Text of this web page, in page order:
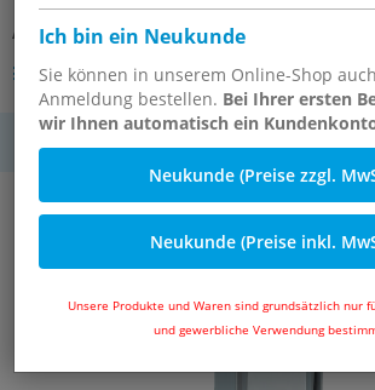
Ich bin ein Neukunde
Sie können in unserem Online-Shop
Anmeldung bestellen. Bei Ihrer ersten
wir Ihnen automatisch ein
Neukunde (Preise zzgl.
Neukunde (Preise inkl.
Unsere Produkte und Waren sind grundsätzlich nur
und gewerbliche Verwendung
Artikelnummer: SPENEURO 1 E
Andere Varianten des Artikels